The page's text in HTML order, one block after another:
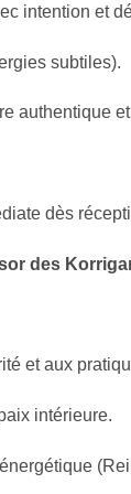
intention et
subtiles).
authentique
dès
des
et aux
intérieure.